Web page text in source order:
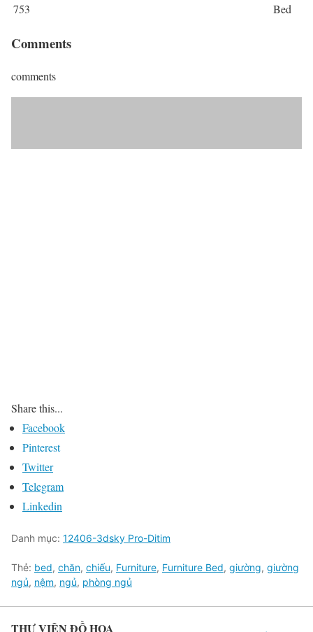
753
Bed
Comments
comments
Share this...
Facebook
Pinterest
Twitter
Telegram
Linkedin
Danh mục: 12406-3dsky Pro-Ditim
Thẻ: bed, chăn, chiếu, Furniture, Furniture Bed, giường, giường
ngủ, nệm, ngủ, phòng ngủ
THƯ VIỆN ĐỒ HỌA